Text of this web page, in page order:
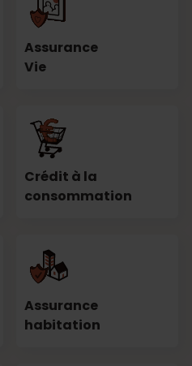
Assurance
Vie
Crédit à la
consommation
Assurance
habitation